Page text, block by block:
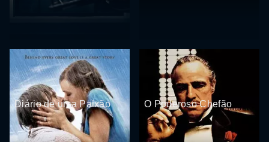
Diário de uma Paixão O Poderoso Chefão